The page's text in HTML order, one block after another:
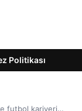
Politikası
futbol kariyeri…